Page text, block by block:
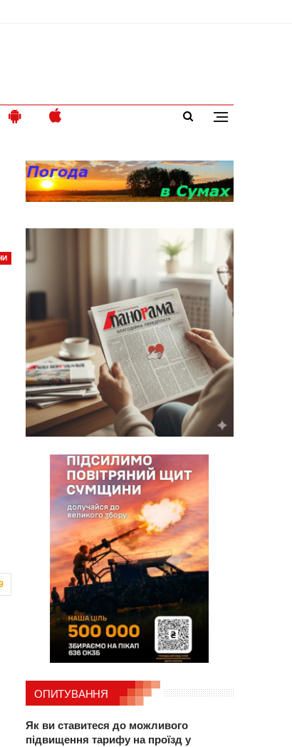
ОПИТУВАННЯ
Як ви ставитеся до можливого
підвищення тарифу на проїзд у